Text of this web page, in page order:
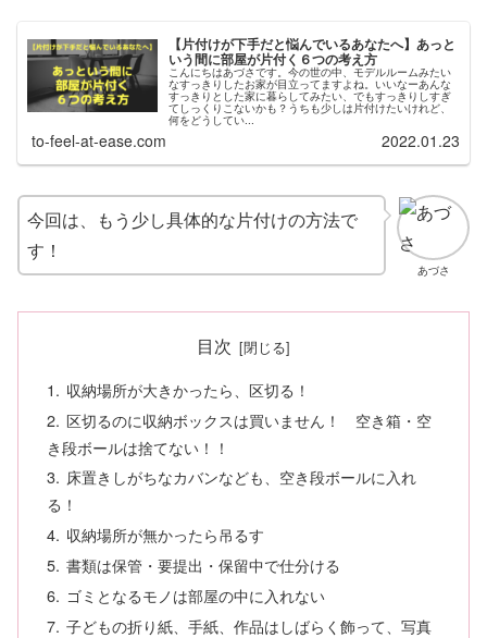
【片付けが下手だと悩んでいるあなたへ】あっと
いう間に部屋が片付く６つの考え方
こんにちはあづさです。今の世の中、モデルルームみたい
なすっきりしたお家が目立ってますよね。いいなーあんな
すっきりとした家に暮らしてみたい、でもすっきりしすぎ
てしっくりこないかも？うちも少しは片付けたいけれど、
何をどうしてい...
to-feel-at-ease.com 2022.01.23
あづさ
今回は、もう少し具体的な片付けの方法で
す！
目次
収納場所が大きかったら、区切る！
区切るのに収納ボックスは買いません！ 空き箱・空
き段ボールは捨てない！！
床置きしがちなカバンなども、空き段ボールに入れ
る！
収納場所が無かったら吊るす
書類は保管・要提出・保留中で仕分ける
ゴミとなるモノは部屋の中に入れない
子どもの折り紙、手紙、作品はしばらく飾って、写真